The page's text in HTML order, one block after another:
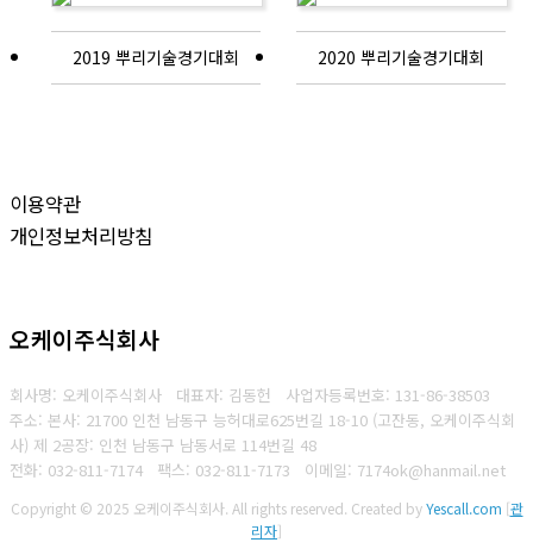
2019 뿌리기술경기대회 2020 뿌리기술경기대회
이용약관
개인정보처리방침
오케이주식회사
회사명: 오케이주식회사 대표자: 김동헌 사업자등록번호: 131-86-38503
주소: 본사: 21700 인천 남동구 능허대로625번길 18-10 (고잔동, 오케이주식회
사) 제 2공장: 인천 남동구 남동서로 114번길 48
전화: 032-811-7174
팩스: 032-811-7173 이메일: 7174ok@hanmail.net
Copyright © 2025 오케이주식회사. All rights reserved. Created byYescall.com [관
리자]